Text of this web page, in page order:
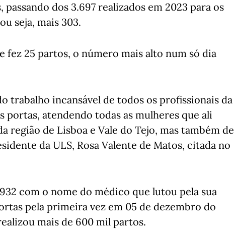
dos 3.697 realizados em 2023 para os
seja, mais 303.
fez 25 partos, o número mais alto num só dia
trabalho incansável de todos os profissionais da
portas, atendendo todas as mulheres que ali
região de Lisboa e Vale do Tejo, mas também de
da ULS, Rosa Valente de Matos, citada no
com o nome do médico que lutou pela sua
pela primeira vez em 05 de dezembro do
mais de 600 mil partos.